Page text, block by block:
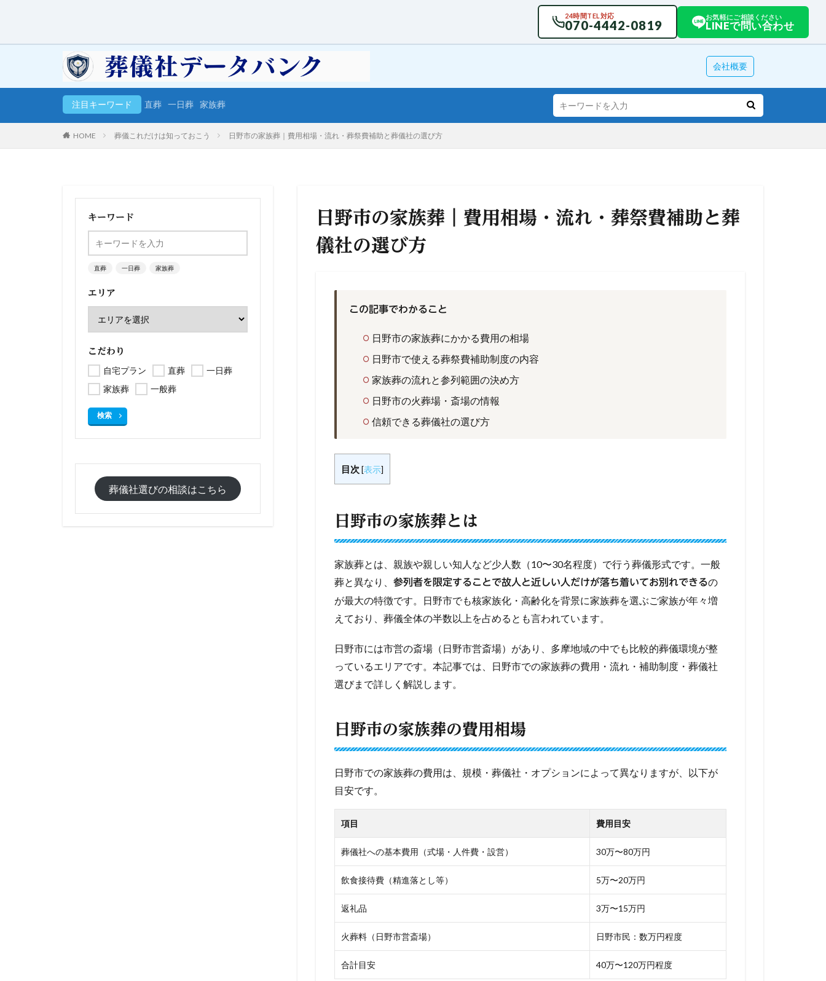
24時間TEL対応
070-4442-0819
お気軽にご相談ください
LINEで問い合わせ
会社概要
注目キーワード 直葬 一日葬 家族葬
HOME 葬儀これだけは知っておこう 日野市の家族葬｜費用相場・流れ・葬祭費補助と葬儀社の選び方
日野市の家族葬｜費用相場・流れ・葬祭費補助と葬
儀社の選び方
この記事でわかること
日野市の家族葬にかかる費用の相場
日野市で使える葬祭費補助制度の内容
家族葬の流れと参列範囲の決め方
日野市の火葬場・斎場の情報
信頼できる葬儀社の選び方
目次 [表示]
日野市の家族葬とは
家族葬とは、親族や親しい知人など少人数（10〜30名程度）で行う葬儀形式です。一般
葬と異なり、 参列者を限定することで故人と近しい人だけが落ち着いてお別れできるの
が最大の特徴です。日野市でも核家族化・高齢化を背景に家族葬を選ぶご家族が年々増
えており、葬儀全体の半数以上を占めるとも言われています。
日野市には市営の斎場（日野市営斎場）があり、多摩地域の中でも比較的葬儀環境が整
っているエリアです。本記事では、日野市での家族葬の費用・流れ・補助制度・葬儀社
選びまで詳しく解説します。
日野市の家族葬の費用相場
日野市での家族葬の費用は、規模・葬儀社・オプションによって異なりますが、以下が
目安です。
項目 費用目安
葬儀社への基本費用（式場・人件費・設営） 30万〜80万円
飲食接待費（精進落とし等） 5万〜20万円
返礼品 3万〜15万円
火葬料（日野市営斎場） 日野市民：数万円程度
合計目安 40万〜120万円程度
キーワード
直葬 一日葬 家族葬
エリア
こだわり
自宅プラン 直葬
一日葬
家族葬
一般葬
検索
葬儀社選びの相談はこちら